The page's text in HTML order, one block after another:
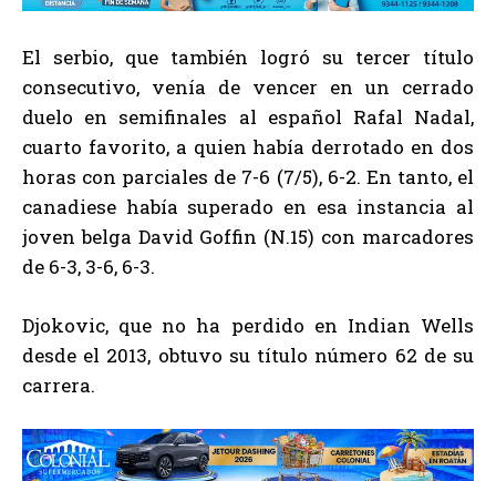
El serbio, que también logró su tercer título
consecutivo, venía de vencer en un cerrado
duelo en semifinales al español Rafal Nadal,
cuarto favorito, a quien había derrotado en dos
horas con parciales de 7-6 (7/5), 6-2. En tanto, el
canadiese había superado en esa instancia al
joven belga David Goffin (N.15) con marcadores
de 6-3, 3-6, 6-3.
Djokovic, que no ha perdido en Indian Wells
desde el 2013, obtuvo su título número 62 de su
carrera.